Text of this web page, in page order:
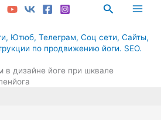
Поиск
Ютюб, Телеграм, Соц сети, Сайты,
по продвижению йоги. SEO.
дизайне йоге при шквале